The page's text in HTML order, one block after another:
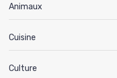
Animaux
Cuisine
Culture